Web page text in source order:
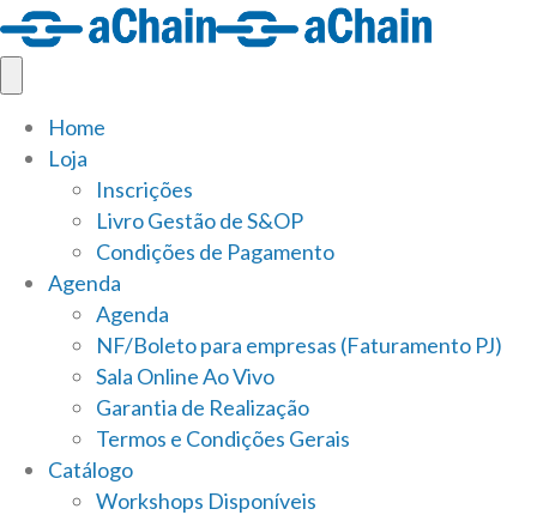
Home
Loja
Inscrições
Livro Gestão de S&OP
Condições de Pagamento
Agenda
Agenda
NF/Boleto para empresas (Faturamento PJ)
Sala Online Ao Vivo
Garantia de Realização
Termos e Condições Gerais
Catálogo
Workshops Disponíveis